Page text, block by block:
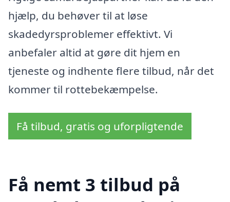
hjælp, du behøver til at løse
skadedyrsproblemer effektivt. Vi
anbefaler altid at gøre dit hjem en
tjeneste og indhente flere tilbud, når det
kommer til rottebekæmpelse.
Få tilbud, gratis og uforpligtende
Få nemt 3 tilbud på